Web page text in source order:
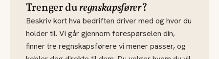
Trenger duregnskapsfører?
Beskriv kort hva bedriften driver med og hvor du
holder til. Vi går gjennom forespørselen din,
finner tre regnskapsførere vi mener passer, og